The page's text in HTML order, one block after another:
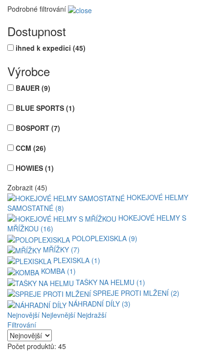
Podrobné filtrování
Dostupnost
ihned k expedici (45)
Výrobce
BAUER (9)
BLUE SPORTS (1)
BOSPORT (7)
CCM (26)
HOWIES (1)
Zobrazit (45)
HOKEJOVÉ HELMY
SAMOSTATNÉ (8)
HOKEJOVÉ HELMY S
MŘÍŽKOU (16)
POLOPLEXISKLA (9)
MŘÍŽKY (7)
PLEXISKLA (1)
KOMBA (1)
TAŠKY NA HELMU (1)
SPREJE PROTI MLŽENÍ (2)
NÁHRADNÍ DÍLY (3)
Nejnovější Nejlevnější Nejdražší
Filtrování
Počet produktů: 45